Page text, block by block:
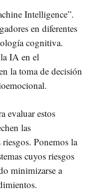
Intelligence”.
en diferentes
cognitiva.
IA en el
la toma de decisión
evaluar estos
las
Ponemos la
cuyos riesgos
minimizarse a